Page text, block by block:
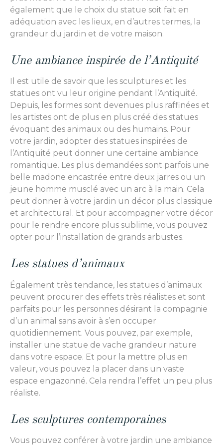
également que le choix du statue soit fait en
adéquation avec les lieux, en d’autres termes, la
grandeur du jardin et de votre maison.
Une ambiance inspirée de l’Antiquité
Il est utile de savoir que les sculptures et les
statues ont vu leur origine pendant l’Antiquité.
Depuis, les formes sont devenues plus raffinées et
les artistes ont de plus en plus créé des statues
évoquant des animaux ou des humains. Pour
votre jardin, adopter des statues inspirées de
l’Antiquité peut donner une certaine ambiance
romantique. Les plus demandées sont parfois une
belle madone encastrée entre deux jarres ou un
jeune homme musclé avec un arc à la main. Cela
peut donner à votre jardin un décor plus classique
et architectural. Et pour accompagner votre décor
pour le rendre encore plus sublime, vous pouvez
opter pour l’installation de grands arbustes.
Les statues d’animaux
Également très tendance, les statues d’animaux
peuvent procurer des effets très réalistes et sont
parfaits pour les personnes désirant la compagnie
d’un animal sans avoir à s’en occuper
quotidiennement. Vous pouvez, par exemple,
installer une statue de vache grandeur nature
dans votre espace. Et pour la mettre plus en
valeur, vous pouvez la placer dans un vaste
espace engazonné. Cela rendra l’effet un peu plus
réaliste.
Les sculptures contemporaines
Vous pouvez conférer à votre jardin une ambiance